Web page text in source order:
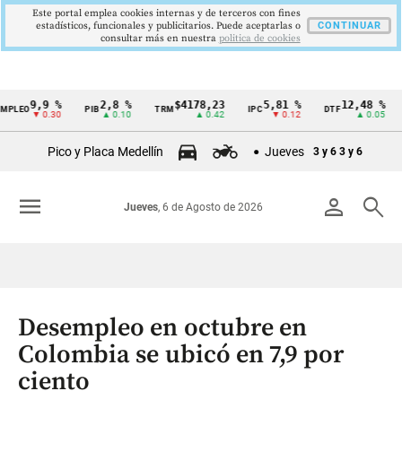
Cintillo
Colombia
9,9 %
▼ 0.30
PIB 2,8 %
▲ 0.10
TRM $4178,23
▲ 0.42
IPC 5,81 %
▼ 0.12
DTF 12,48 %
▲ 0.05
UVR
Pico y Placa Medellín Jueves 3 y 6 3 y 6
person search
Jueves, 6 de Agosto de 2026
menu
Desempleo en octubre en
Colombia se ubicó en 7,9 por
ciento
Este portal emplea cookies internas y de terceros con fines
estadísticos, funcionales y publicitarios. Puede aceptarlas o
consultar más en nuestra politica de cookies
CONTINUAR